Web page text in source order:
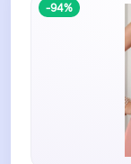
-94%